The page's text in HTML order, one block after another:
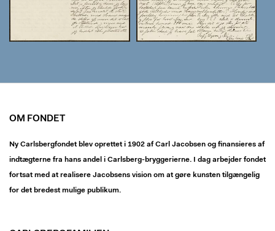
OM FONDET
Ny Carlsbergfondet blev oprettet i 1902 af Carl Jacobsen og finansieres af
indtægterne fra hans andel i Carlsberg-bryggerierne. I dag arbejder fondet
fortsat med at realisere Jacobsens vision om at gøre kunsten tilgængelig
for det bredest mulige publikum.